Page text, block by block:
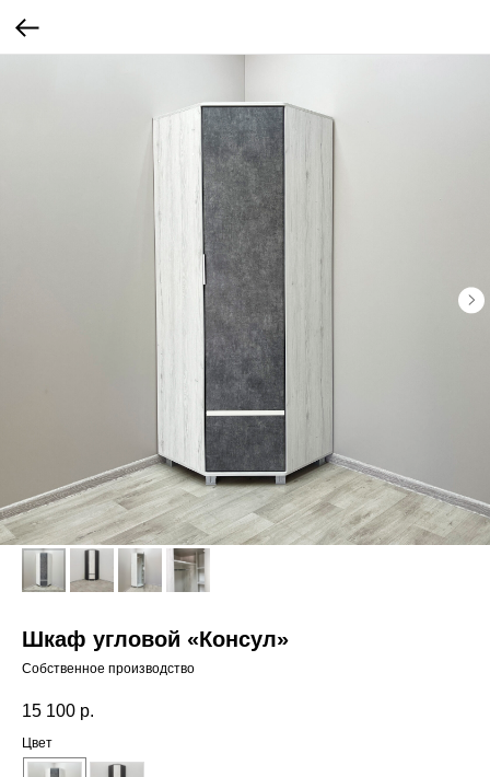
Шкаф угловой «Консул»
Собственное производство
15 100 р.
Цвет